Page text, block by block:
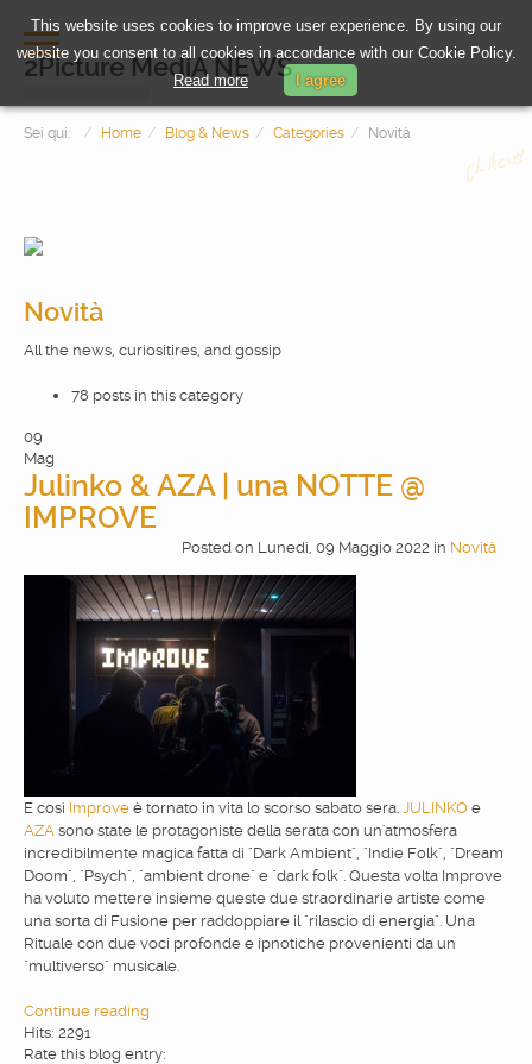
HOME
VIDEOMAKING
WEBDESIGN
BLOG & NEWS
SERVICES
CLIENTS
PRIVACY
CONTATTI
2Picture MediA NEWS
Sei qui: Home Blog & News Categories Novità
Novità
All the news, curiositires, and gossip
78 posts in this category
09
Mag
Julinko & AZA | una NOTTE @
IMPROVE
Posted on Lunedì, 09 Maggio 2022 in Novità
E così Improve è tornato in vita lo scorso sabato sera. JULINKO e
AZA sono state le protagoniste della serata con un'atmosfera
incredibilmente magica fatta di "Dark Ambient", "Indie Folk", "Dream
Doom", "Psych", "ambient drone" e "dark folk". Questa volta Improve
ha voluto mettere insieme queste due straordinarie artiste come
una sorta di Fusione per raddoppiare il "rilascio di energia". Una
Rituale con due voci profonde e ipnotiche provenienti da un
"multiverso" musicale.
Continue reading
Hits: 2291
Rate this blog entry:
This website uses cookies to improve user experience. By using our
website you consent to all cookies in accordance with our Cookie Policy.
Read more
I agree